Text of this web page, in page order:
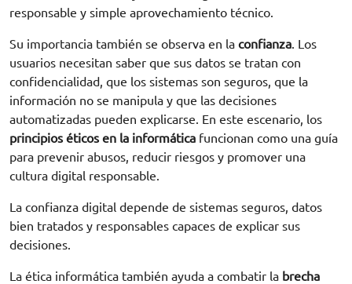
responsable y simple aprovechamiento técnico.
Su importancia también se observa en la confianza. Los
usuarios necesitan saber que sus datos se tratan con
confidencialidad, que los sistemas son seguros, que la
información no se manipula y que las decisiones
automatizadas pueden explicarse. En este escenario, los
principios éticos en la informática funcionan como una guía
para prevenir abusos, reducir riesgos y promover una
cultura digital responsable.
La confianza digital depende de sistemas seguros, datos
bien tratados y responsables capaces de explicar sus
decisiones.
La ética informática también ayuda a combatir la brecha